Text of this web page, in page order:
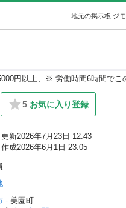
地元の掲示板 ジ
円以上、※ 労働時間6時間でこ
5 お気に入り登録
更新2026年7月23日 12:43
作成2026年6月1日 23:05
- 美園町